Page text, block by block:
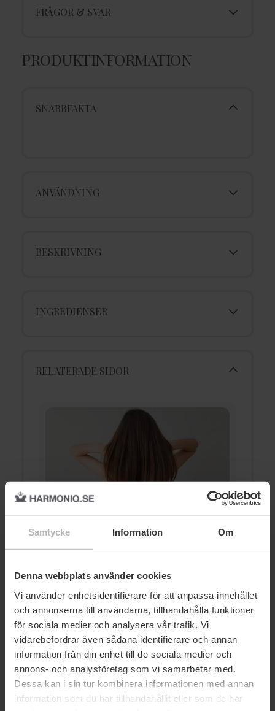
Samtycke Information Om
Denna webbplats använder cookies
Vi använder enhetsidentifierare för att anpassa innehållet
och annonserna till användarna, tillhandahålla funktioner
för sociala medier och analysera vår trafik. Vi
vidarebefordrar även sådana identifierare och annan
information från din enhet till de sociala medier och
annons- och analysföretag som vi samarbetar med.
Dessa kan i sin tur kombinera informationen med annan
information som du har tillhandahållit eller som de har
FRÅGOR & SVAR
PRODUKTINFORMATION
SNABBFAKTA
ANVÄNDNING
BESKRIVNING
INGREDIENSER
RELATERADE SIDOR
5 saker som påverkar din
AUKTORISERAD ÅTERFÖRSÄLJARE